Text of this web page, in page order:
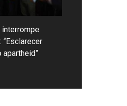
interrompe